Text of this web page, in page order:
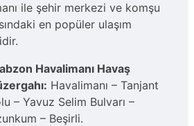
ile şehir merkezi ve komşu
en popüler ulaşım
Havalimanı Havaş
Havalimanı – Tanjant
– Yavuz Selim Bulvarı –
– Beşirli.